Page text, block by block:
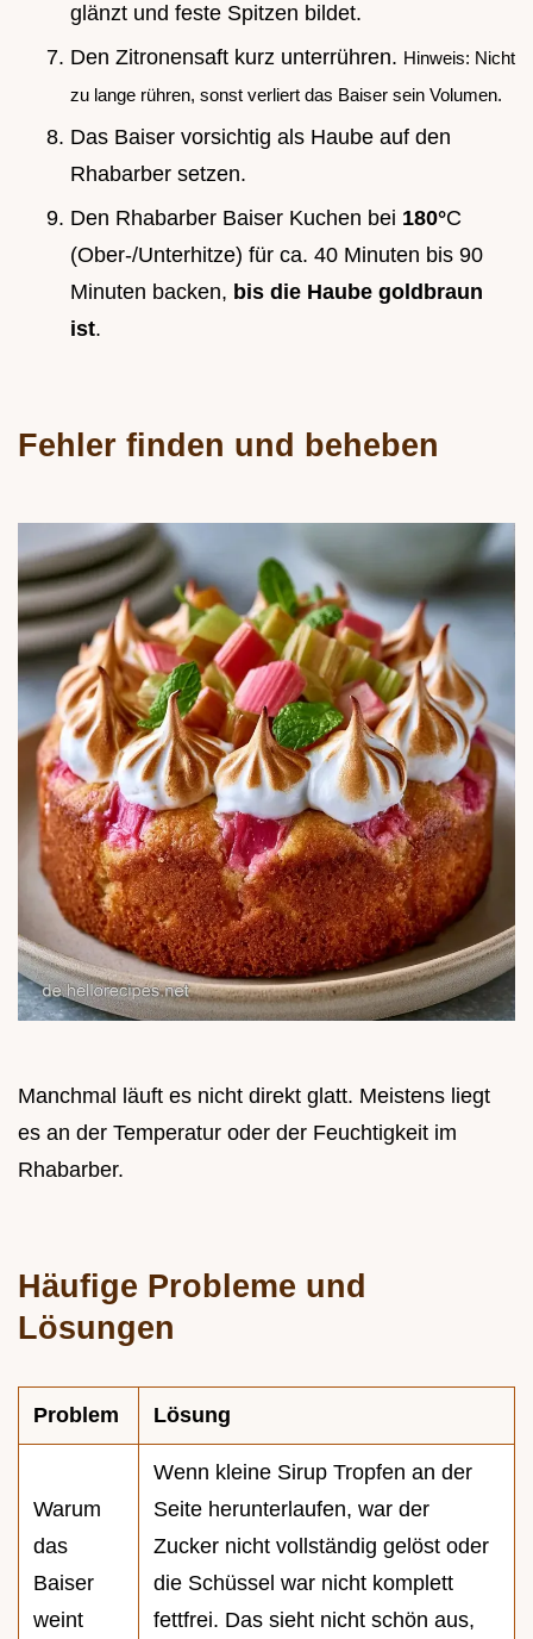
glänzt und feste Spitzen bildet.
Den Zitronensaft kurz unterrühren. Hinweis: Nicht
zu lange rühren, sonst verliert das Baiser sein Volumen.
Das Baiser vorsichtig als Haube auf den
Rhabarber setzen.
Den Rhabarber Baiser Kuchen bei 180°C
(Ober-/Unterhitze) für ca. 40 Minuten bis 90
Minuten backen, bis die Haube goldbraun
ist.
Fehler finden und beheben
Manchmal läuft es nicht direkt glatt. Meistens liegt
es an der Temperatur oder der Feuchtigkeit im
Rhabarber.
Häufige Probleme und
Lösungen
Problem Lösung
Warum
das
Baiser
weint
Wenn kleine Sirup Tropfen an der
Seite herunterlaufen, war der
Zucker nicht vollständig gelöst oder
die Schüssel war nicht komplett
fettfrei. Das sieht nicht schön aus,